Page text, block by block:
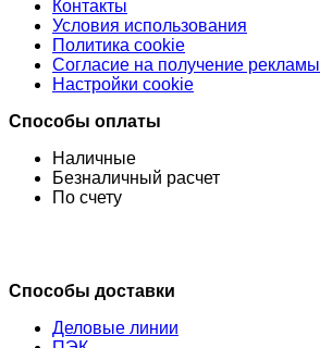
Контакты
Условия использования
Политика cookie
Согласие на получение рекламы
Настройки cookie
Способы оплаты
Наличные
Безналичный расчет
По счету
Способы доставки
Деловые линии